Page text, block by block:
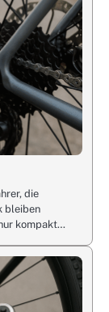
die
bleiben
kompakt…